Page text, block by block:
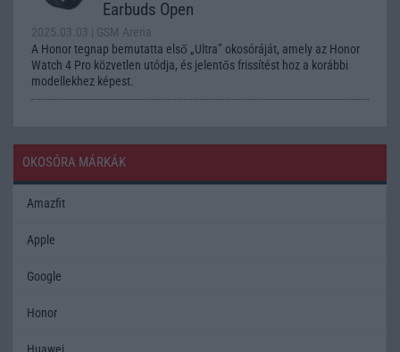
Earbuds Open
2025.03.03
| GSM Arena
A Honor tegnap bemutatta első „Ultra” okosóráját, amely az Honor
Watch 4 Pro közvetlen utódja, és jelentős frissítést hoz a korábbi
modellekhez képest.
OKOSÓRA MÁRKÁK
Amazfit
Apple
Google
Honor
Huawei